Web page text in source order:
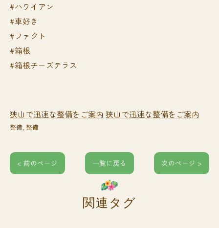
#ハワイアン
#車好き
#ファクト
#箱根
#箱根チーズテラス
狭山で迅速な整備をご案内 狭山で迅速な整備をご案内
整備 整備
< 前のページ 一覧に戻る 次のページ >
関連タグ